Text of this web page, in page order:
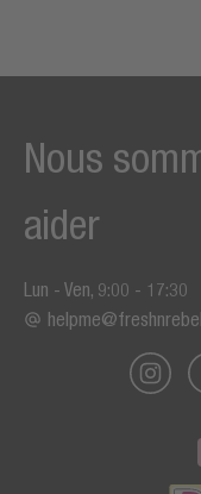
Nous
aider
Lun - Ven, 9:00 - 17:30